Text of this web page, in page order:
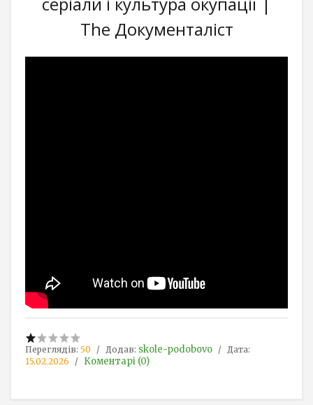
The Документаліст
Переглядів: 50 Додав: skole-podobovo
Дата:
15.02.2026
Коментарі (0)